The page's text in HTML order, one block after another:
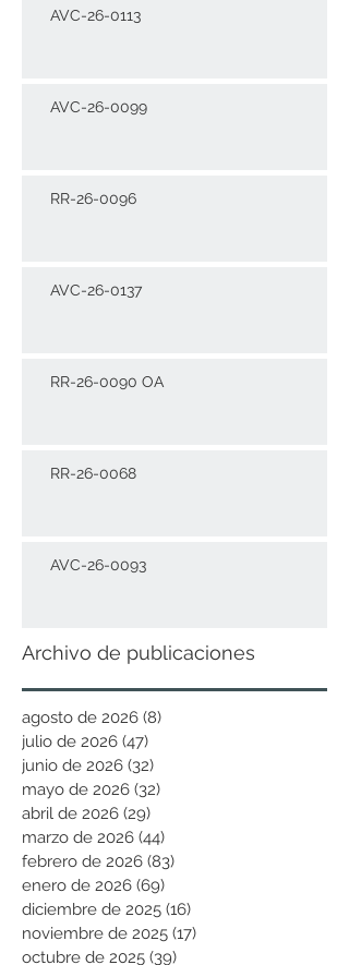
AVC-26-0113
AVC-26-0099
RR-26-0096
AVC-26-0137
RR-26-0090 OA
RR-26-0068
AVC-26-0093
Archivo de publicaciones
agosto de 2026 (8)
julio de 2026 (47)
junio de 2026 (32)
mayo de 2026 (32)
abril de 2026 (29)
marzo de 2026 (44)
febrero de 2026 (83)
enero de 2026 (69)
diciembre de 2025 (16)
noviembre de 2025 (17)
octubre de 2025 (39)